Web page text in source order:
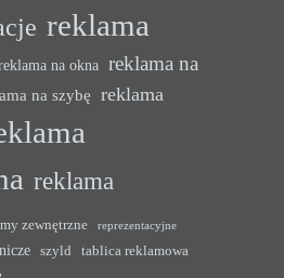
reklama
na okna reklama na
na szybę reklama
reklama
zewnętrzne reprezentacyjne
szyld tablica reklamowa